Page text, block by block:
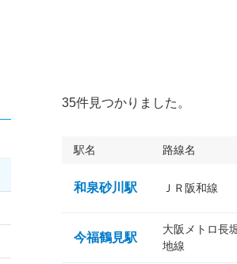
35件見つかりました。
駅名 路線名
和泉砂川駅 ＪＲ阪和線
今福鶴見駅
大阪メトロ長
地線